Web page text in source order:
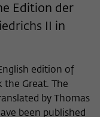
Edition der
II in
edition of
the Great. The
by Thomas
been published
Daten über